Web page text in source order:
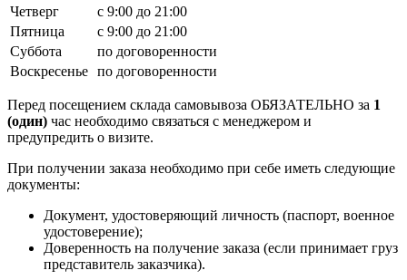
Четверг
с 9:00 до 21:00
Пятница
с 9:00 до 21:00
Суббота
по договоренности
Воскресенье по договоренности
Перед посещением склада самовывоза ОБЯЗАТЕЛЬНО за 1
(один) час необходимо связаться с менеджером и
предупредить о визите.
При получении заказа необходимо при себе иметь следующие
документы:
Документ, удостоверяющий личность (паспорт, военное
удостоверение);
Доверенность на получение заказа (если принимает груз
представитель заказчика).